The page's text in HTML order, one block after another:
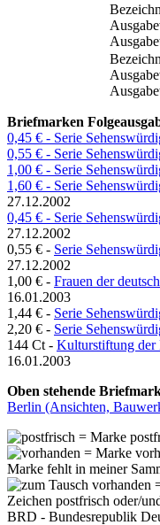
Briefmarken
0,45 € - Serie
0,55 € - Serie
1,00 € - Serie
1,60 € - Serie
27.12.2002
0,45 € - Serie
27.12.2002
0,55 € - Serie
27.12.2002
1,00 € - Frauen der
16.01.2003
1,44 € - Serie
2,20 € - Serie
144 Ct - Kulturstiftung der
16.01.2003
Oben stehende
Berlin (Ansichten,
= Marke
= Marke
Marke fehlt in meiner
Zeichen postfrisch oder/
BRD - Bundesrepublik